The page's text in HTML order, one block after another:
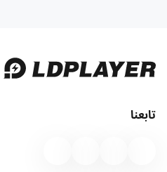
تابعنا